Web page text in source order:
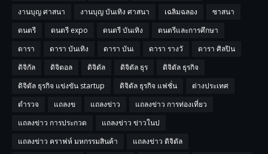
งานบุญ ศาสนา
งานบุญ บันเทิง ศาสนา เฉลิมฉลอง
ซาสนา
ดนตรี
ดนตรี expo ดนตรี บันเทิง
ดนตรีและการศึกษา
ดารา
ดารา บันเทิง ดารา บันเ ดารา รางวั
ดารา ศิลปิน
ดิจิกัล
ดิจิตอล ดิจิตัล ดิจิตัล ธุร
ดิจิตัล ธุรกิจ
ดิจิตัล ธุรกิจ แข่งขัน startup
ดิจิตัล ธุรกิจ แฟชั่น
ต่างประเทศ
ตำรวจ
แถลงข แถลงข่าว
แถลงข่าว การท่องเที่ยว
แถลงข่าว การประกวด
แถลงข่าว ข่าวในป
แถลงข่าว คราฟห์ มหกรรมสินค้า
แถลงข่าว ดิจิตัล